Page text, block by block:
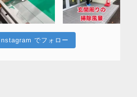
Instagram でフォロー